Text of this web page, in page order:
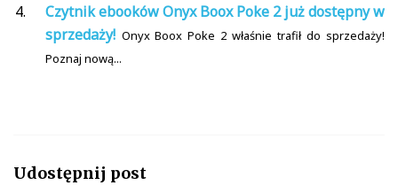
Czytnik ebooków Onyx Boox Poke 2 już dostępny w
sprzedaży! Onyx Boox Poke 2 właśnie trafił do sprzedaży!
Poznaj nową...
Udostępnij post